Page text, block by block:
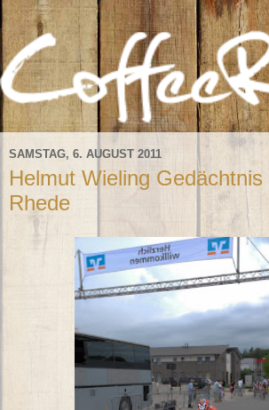
SAMSTAG, 6. AUGUST 2011
Helmut Wieling
Rhede